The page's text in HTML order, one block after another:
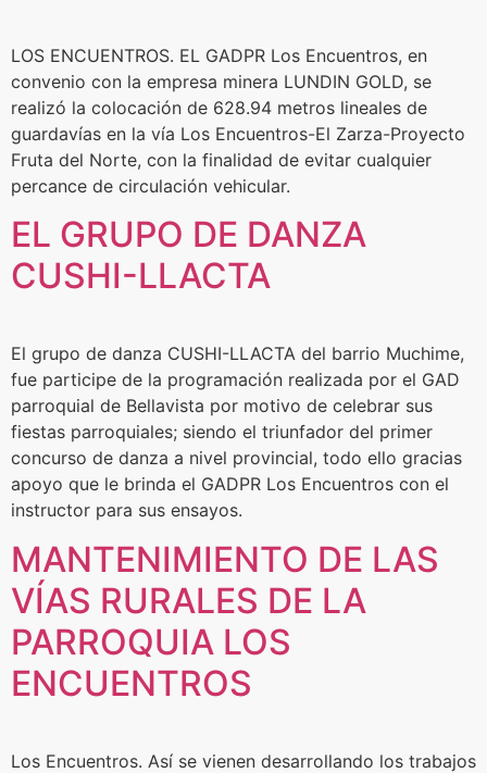
LOS ENCUENTROS. EL GADPR Los Encuentros, en
convenio con la empresa minera LUNDIN GOLD, se
realizó la colocación de 628.94 metros lineales de
guardavías en la vía Los Encuentros-El Zarza-Proyecto
Fruta del Norte, con la finalidad de evitar cualquier
percance de circulación vehicular.
EL GRUPO DE DANZA
CUSHI-LLACTA
El grupo de danza CUSHI-LLACTA del barrio Muchime,
fue participe de la programación realizada por el GAD
parroquial de Bellavista por motivo de celebrar sus
fiestas parroquiales; siendo el triunfador del primer
concurso de danza a nivel provincial, todo ello gracias
apoyo que le brinda el GADPR Los Encuentros con el
instructor para sus ensayos.
MANTENIMIENTO DE LAS
VÍAS RURALES DE LA
PARROQUIA LOS
ENCUENTROS
Los Encuentros. Así se vienen desarrollando los trabajos